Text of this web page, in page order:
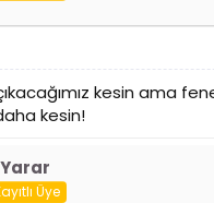
kesin ama
kesin!
Yarar
Üye